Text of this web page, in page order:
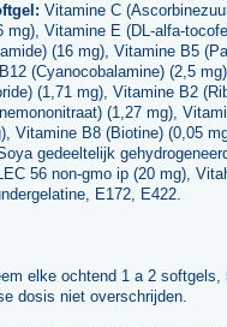
Vitamine C
mg), Vitamine E (DL-alfa-
(16 mg), Vitamine B5
(Cyanocobalamine) (2,5
(1,71 mg), Vitamine B2
(1,27 mg),
Vitamine B8 (Biotine) (0,05
gedeeltelijk
56 non-gmo ip (20 mg),
E172, E422.
elke ochtend 1 a 2 softgels,
dosis niet overschrijden.